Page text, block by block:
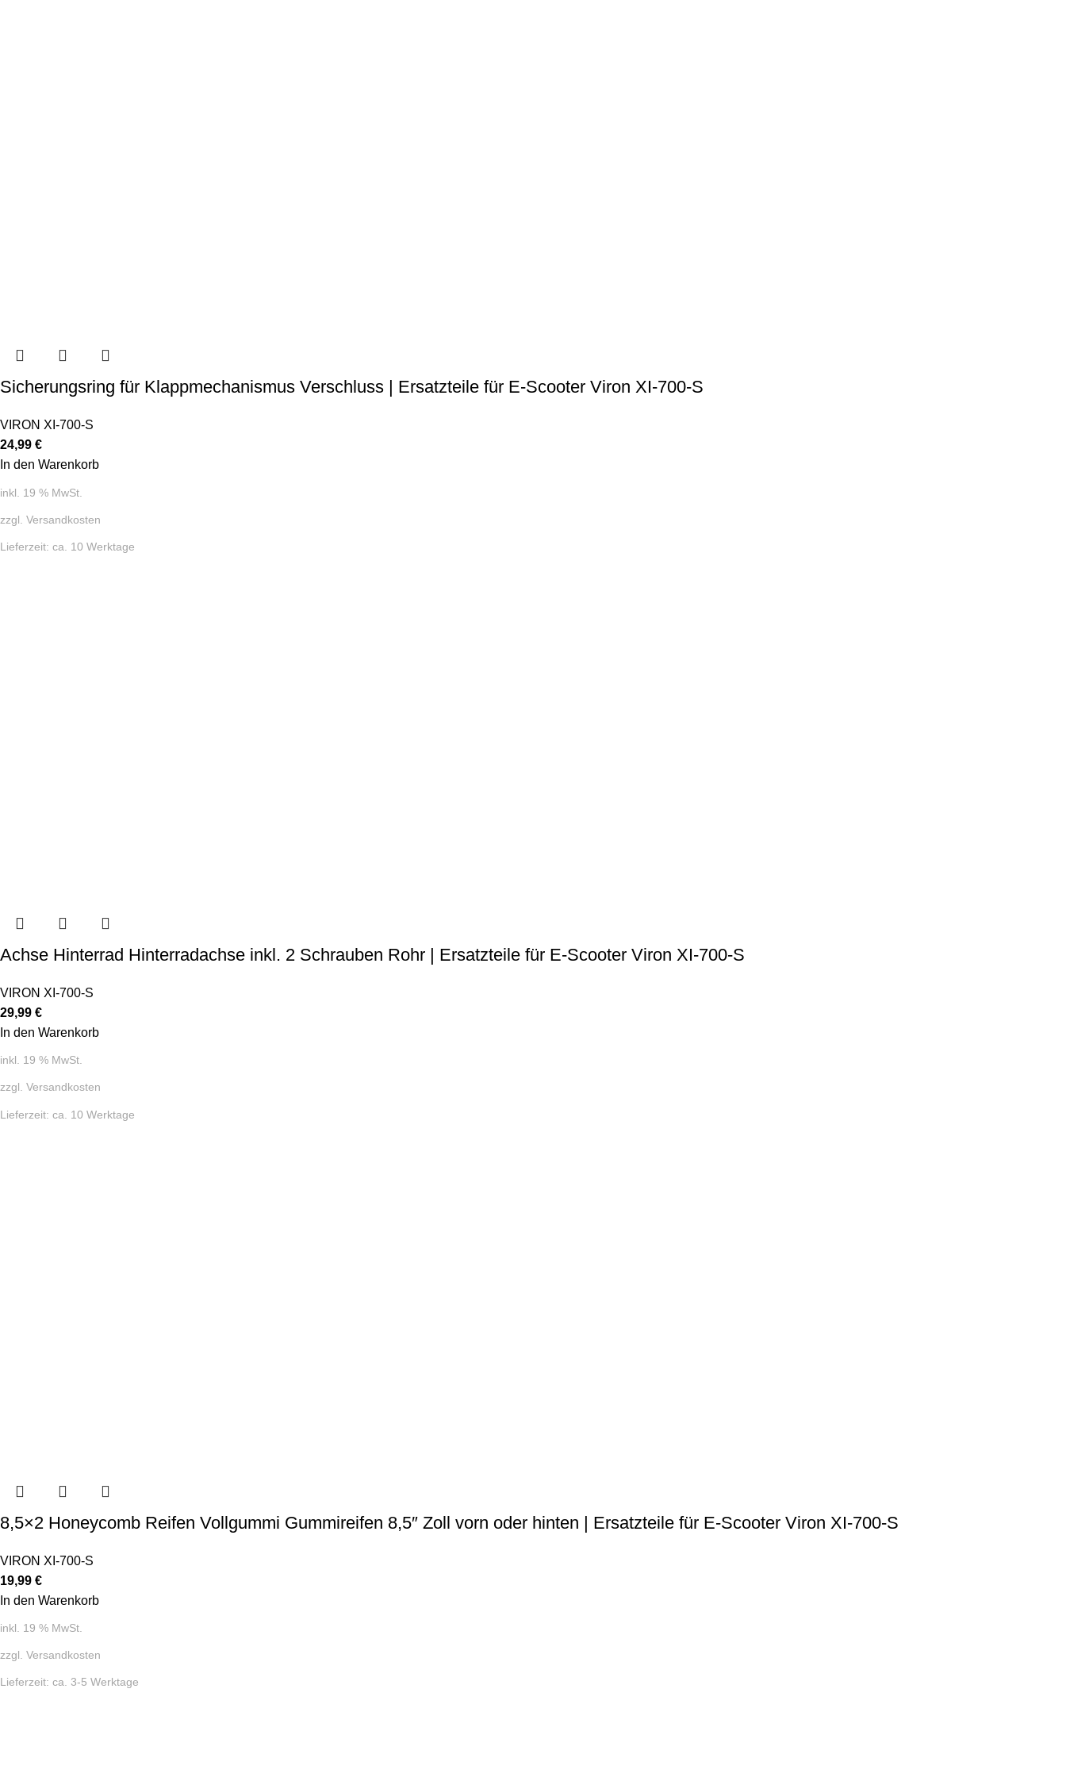
Sicherungsring für Klappmechanismus Verschluss | Ersatzteile für E-Scooter Viron XI-700-S
VIRON XI-700-S
24,99 €
In den Warenkorb
inkl. 19 % MwSt.
zzgl. Versandkosten
Lieferzeit: ca. 10 Werktage
Achse Hinterrad Hinterradachse inkl. 2 Schrauben Rohr | Ersatzteile für E-Scooter Viron XI-700-S
VIRON XI-700-S
29,99 €
In den Warenkorb
inkl. 19 % MwSt.
zzgl. Versandkosten
Lieferzeit: ca. 10 Werktage
8,5×2 Honeycomb Reifen Vollgummi Gummireifen 8,5″ Zoll vorn oder hinten | Ersatzteile für E-Scooter Viron XI-700-S
VIRON XI-700-S
19,99 €
In den Warenkorb
inkl. 19 % MwSt.
zzgl. Versandkosten
Lieferzeit: ca. 3-5 Werktage